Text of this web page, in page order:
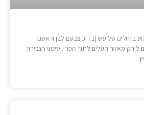
בזחלים של עש [בד"כ צבעם לבן וראשם
לירק מאזור העלים לתוך הפרי. סימני הנבירה